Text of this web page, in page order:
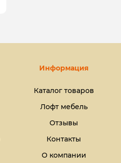
Информация
Каталог товаров
Лофт мебель
Отзывы
Контакты
О компании